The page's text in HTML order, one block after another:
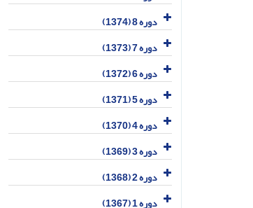
دوره 8 (1374)
دوره 7 (1373)
دوره 6 (1372)
دوره 5 (1371)
دوره 4 (1370)
دوره 3 (1369)
دوره 2 (1368)
دوره 1 (1367)